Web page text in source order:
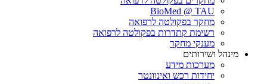
BioMed @ TAU
מחקר בפקולטה לרפואה
רשימת קתדרות בפקולטה לרפואה
מענקי מחקר
מינהל ושירותים
מערכות מידע
יחידות רכש ואינוונטר